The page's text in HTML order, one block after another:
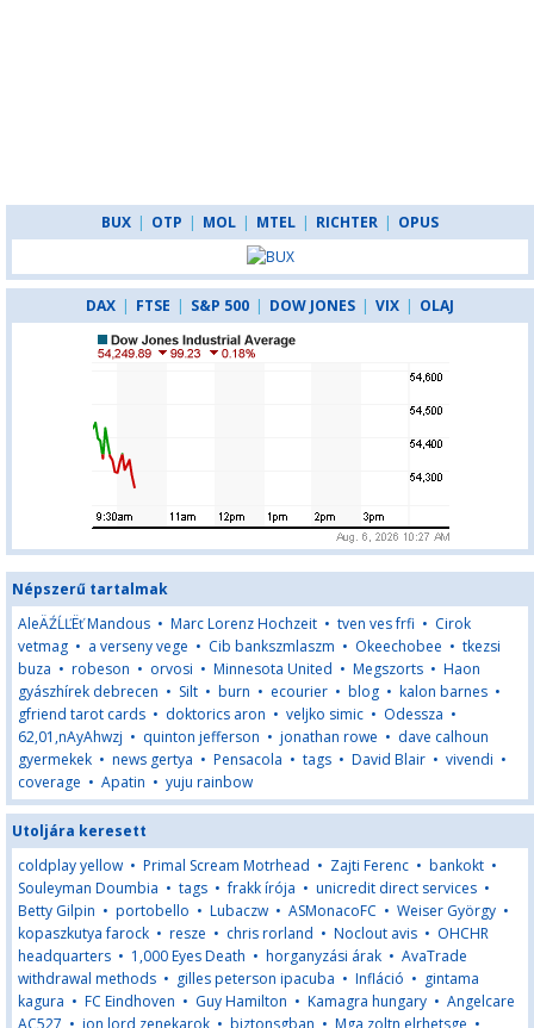
BUX | OTP | MOL | MTEL | RICHTER | OPUS
DAX | FTSE | S&P 500 | DOW JONES | VIX | OLAJ
Népszerű tartalmak
AleÄŹĹĽËť Mandous • Marc Lorenz Hochzeit • tven ves frfi • Cirok
vetmag • a verseny vege • Cib bankszmlaszm • Okeechobee • tkezsi
buza • robeson • orvosi • Minnesota United • Megszorts • Haon
gyászhírek debrecen • Silt • burn • ecourier • blog • kalon barnes •
gfriend tarot cards • doktorics aron • veljko simic • Odessza •
62,01,nAyAhwzj • quinton jefferson • jonathan rowe • dave calhoun
gyermekek • news gertya • Pensacola • tags • David Blair • vivendi •
coverage • Apatin • yuju rainbow
Utoljára keresett
coldplay yellow • Primal Scream Motrhead • Zajti Ferenc • bankokt •
Souleyman Doumbia • tags •frakk írója • unicredit direct services •
Betty Gilpin • portobello • Lubaczw • ASMonacoFC • Weiser György •
kopaszkutya farock • resze • chris rorland • Noclout avis • OHCHR
headquarters • 1,000 Eyes Death • horganyzási árak • AvaTrade
withdrawal methods • gilles peterson ipacuba • Infláció • gintama
kagura • FC Eindhoven • Guy Hamilton • Kamagra hungary • Angelcare
AC527 • jon lord zenekarok • biztonsgban • Mga zoltn elrhetsge •